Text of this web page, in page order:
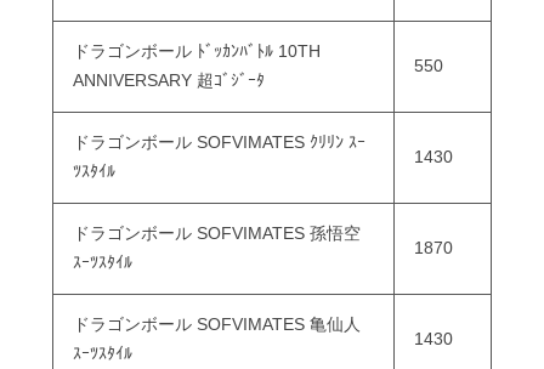
ドラゴンボール ﾄﾞｯｶﾝﾊﾞﾄﾙ 10TH
ANNIVERSARY 超ｺﾞｼﾞｰﾀ
550
ドラゴンボール SOFVIMATES ｸﾘﾘﾝ ｽｰ
ﾂｽﾀｲﾙ
1430
ドラゴンボール SOFVIMATES 孫悟空
ｽｰﾂｽﾀｲﾙ
1870
ドラゴンボール SOFVIMATES 亀仙人
ｽｰﾂｽﾀｲﾙ
1430